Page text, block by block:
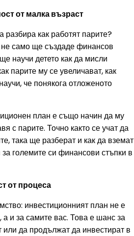
от малка възраст
разбира как работят парите?
само ще създаде финансов
научи детето как да мисли
парите му се увеличават, как
че понякога отложеното
план е също начин да му
с парите. Точно както се учат да
така ще разберат и как да вземат
големите си финансови стъпки в
от процеса
инвестиционният план не е
а и за самите вас. Това е шанс за
или да продължат да инвестират в